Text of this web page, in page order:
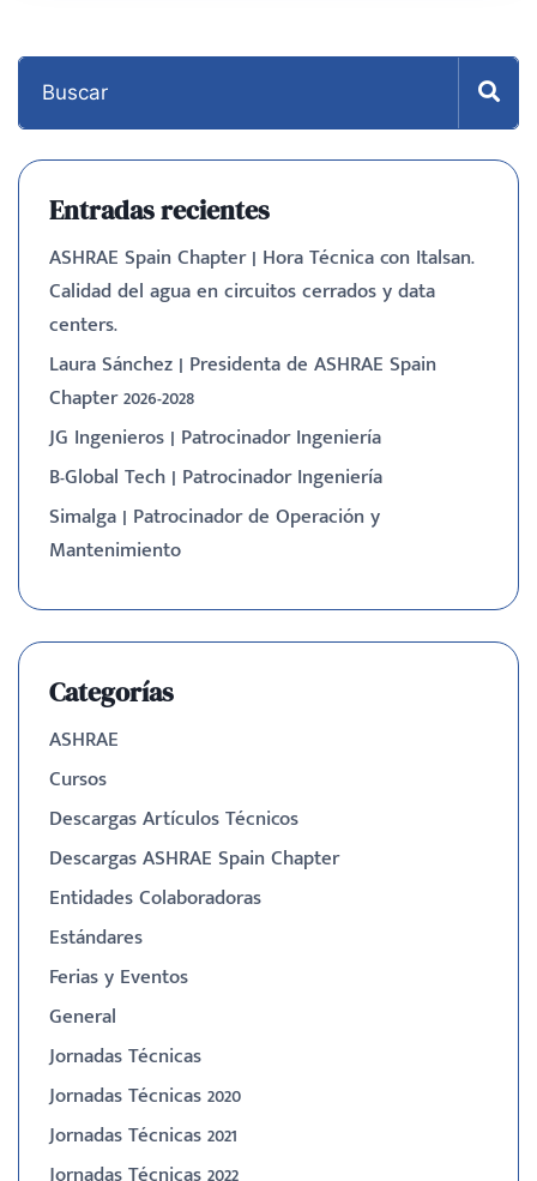
Entradas recientes
ASHRAE Spain Chapter | Hora Técnica con Italsan.
Calidad del agua en circuitos cerrados y data
centers.
Laura Sánchez | Presidenta de ASHRAE Spain
Chapter 2026-2028
JG Ingenieros | Patrocinador Ingeniería
B-Global Tech | Patrocinador Ingeniería
Simalga | Patrocinador de Operación y
Mantenimiento
Categorías
ASHRAE
Cursos
Descargas Artículos Técnicos
Descargas ASHRAE Spain Chapter
Entidades Colaboradoras
Estándares
Ferias y Eventos
General
Jornadas Técnicas
Jornadas Técnicas 2020
Jornadas Técnicas 2021